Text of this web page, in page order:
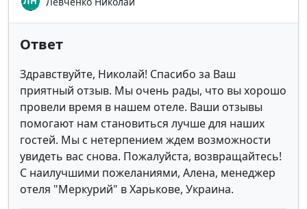
Ответ
Здравствуйте, Николай! Спасибо за Ваш
приятный отзыв. Мы очень рады, что вы хорошо
провели время в нашем отеле. Ваши отзывы
помогают нам становиться лучше для наших
гостей. Мы с нетерпением ждем возможности
увидеть вас снова. Пожалуйста, возвращайтесь!
С наилучшими пожеланиями, Алена, менеджер
отеля "Меркурий" в Харькове, Украина.